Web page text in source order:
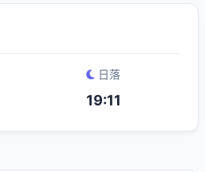
日落
19:11